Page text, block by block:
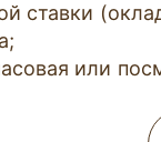
ставки
или